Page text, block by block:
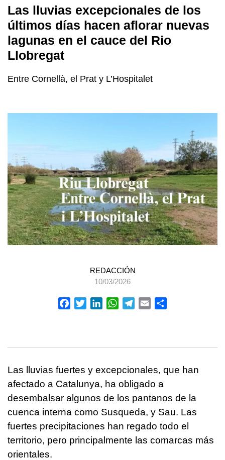
Las lluvias excepcionales de los
últimos días hacen aflorar nuevas
lagunas en el cauce del Rio
Llobregat
Entre Cornellà, el Prat y L’Hospitalet
REDACCIÓN
10/03/2026
FacebookTwitterLinkedInWhatsApp
Telegram
Email
Las lluvias fuertes y excepcionales, que han
afectado a Catalunya, ha obligado a
desembalsar algunos de los pantanos de la
cuenca interna como Susqueda, y Sau. Las
fuertes precipitaciones han regado todo el
territorio, pero principalmente las comarcas más
orientales.